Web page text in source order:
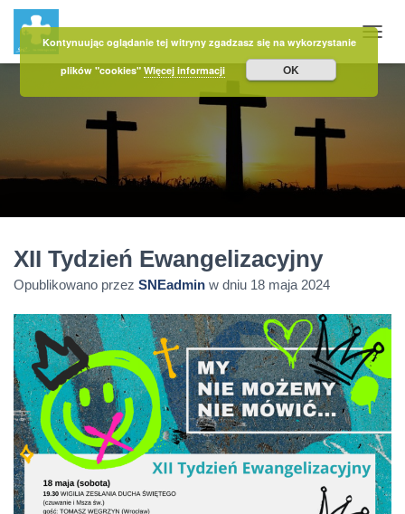
XII Tydzień Ewangelizacyjny
Opublikowano przez SNEadmin w dniu 18 maja 2024
Kontynuując oglądanie tej witryny zgadzasz się na wykorzystanie
plików "cookies"Więcej informacji OK